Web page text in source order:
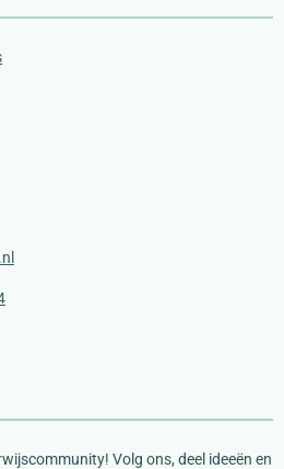
Volg ons, deel ideeën en